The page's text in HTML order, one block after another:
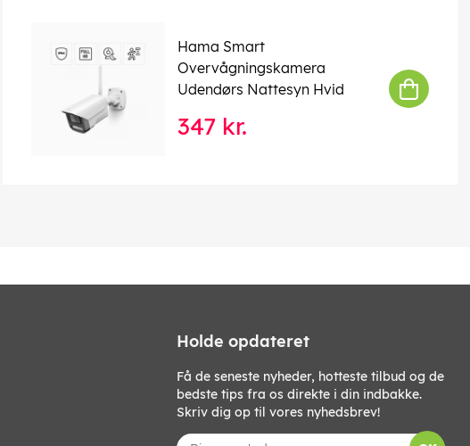
Hama Smart
Overvågningskamera
Udendørs Nattesyn Hvid
347 kr.
Holde opdateret
Få de seneste nyheder, hotteste tilbud og de
bedste tips fra os direkte i din indbakke.
Skriv dig op til vores nyhedsbrev!